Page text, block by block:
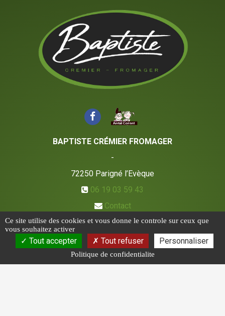
BAPTISTE CRÉMIER FROMAGER
-
72250 Parigné l’Evèque
06 19 03 59 43
Contact
Ce site utilise des cookies et vous donne le controle sur ceux que
vous souhaitez activer
Tout accepter Tout refuser Personnaliser
Politique de confidentialite